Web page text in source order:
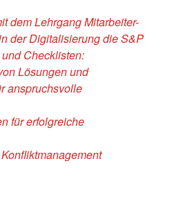
dem Lehrgang Mitarbeiter-
der Digitalisierung die S&P
Checklisten:
Lösungen und
anspruchsvolle
für erfolgreiche